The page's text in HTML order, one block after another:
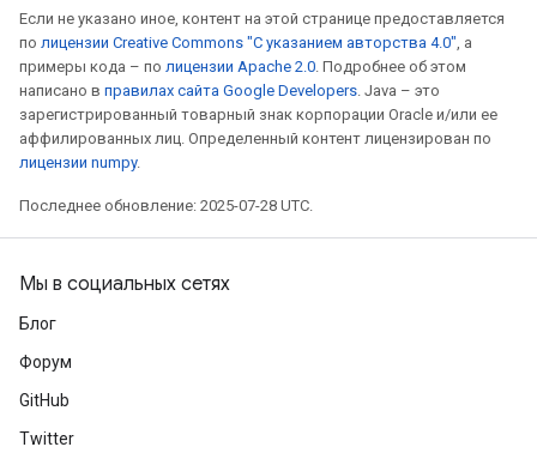
Если не указано иное, контент на этой странице предоставляется
по лицензии Creative Commons "С указанием авторства 4.0", а
примеры кода – по лицензии Apache 2.0. Подробнее об этом
написано в правилах сайта Google Developers. Java – это
зарегистрированный товарный знак корпорации Oracle и/или ее
аффилированных лиц. Определенный контент лицензирован по
лицензии numpy.
Последнее обновление: 2025-07-28 UTC.
Мы в социальных сетях
Блог
Форум
GitHub
Twitter